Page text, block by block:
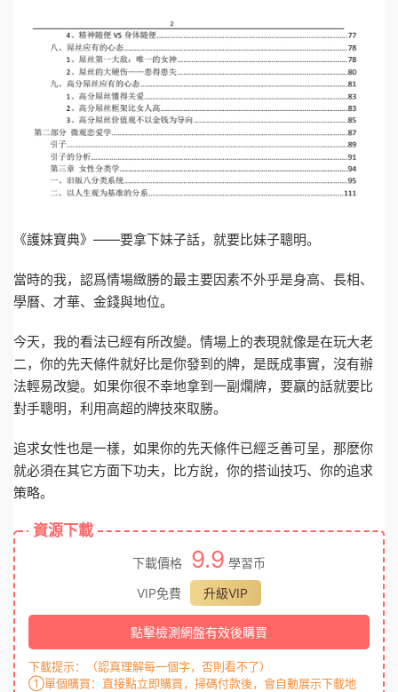
《護妹寶典》——要拿下妹子話，就要比妹子聰明。
當時的我，認爲情場緻勝的最主要因素不外乎是身高、長相、
學曆、才華、金錢與地位。
今天，我的看法已經有所改變。情場上的表現就像是在玩大老
二，你的先天條件就好比是你發到的牌，是既成事實，沒有辦
法輕易改變。如果你很不幸地拿到一副爛牌，要赢的話就要比
對手聰明，利用高超的牌技來取勝。
追求女性也是一樣，如果你的先天條件已經乏善可呈，那麽你
就必須在其它方面下功夫，比方說，你的搭讪技巧、你的追求
策略。
資源下載
下載價格 9.9 學習币
VIP免費
升級VIP
點擊檢測網盤有效後購買
下載提示：（認真理解每一個字，否則看不了）
①單個購買：直接點立即購買，掃碼付款後，會自動展示下載地